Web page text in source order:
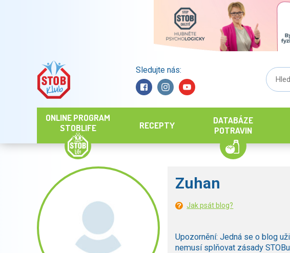
Sledujte nás:
ONLINE PROGRAM
STOBLIFE
RECEPTY
DATABÁZE
POTRAVIN
Zuhan
Jak psát blog?
Upozornění: Jedná se o blog
nemusí splňovat zásady